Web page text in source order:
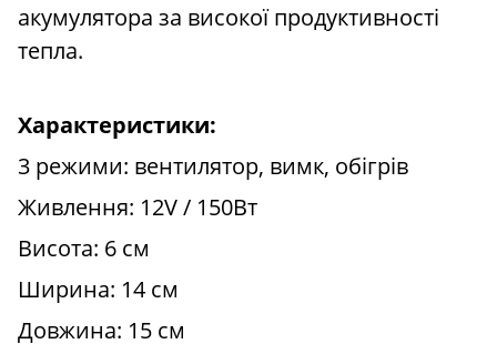
акумулятора за високої продуктивності
тепла.
Характеристики:
3 режими: вентилятор, вимк, обігрів
Живлення: 12V / 150Вт
Висота: 6 см
Ширина: 14 см
Довжина: 15 см